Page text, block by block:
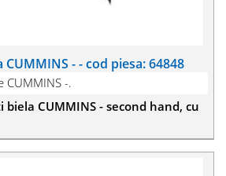
- - cod piesa: 64848
CUMMINS -.
biela CUMMINS - second hand, cu